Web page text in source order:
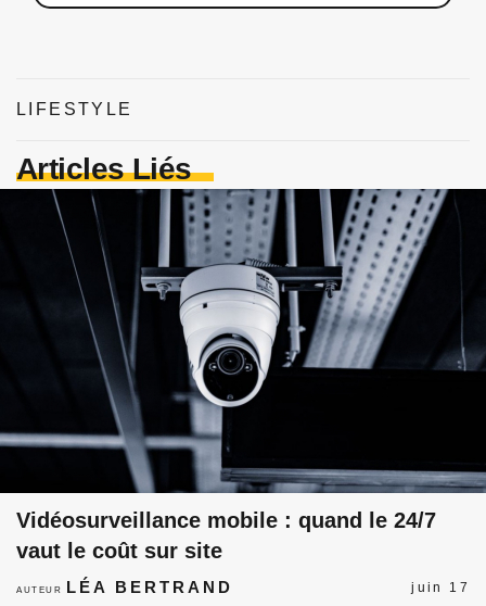
LIFESTYLE
Articles Liés
Vidéosurveillance mobile : quand le 24/7
vaut le coût sur site
AUTEUR LÉA BERTRAND juin 17